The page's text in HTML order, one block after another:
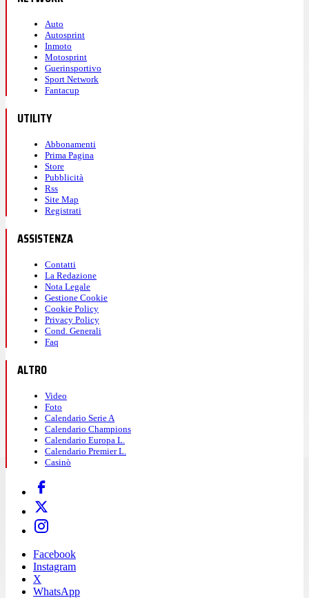
Auto
Autosprint
Inmoto
Motosprint
Guerinsportivo
Sport Network
Fantacup
UTILITY
Abbonamenti
Prima Pagina
Store
Pubblicità
Rss
Site Map
Registrati
ASSISTENZA
Contatti
La Redazione
Nota Legale
Gestione Cookie
Cookie Policy
Privacy Policy
Cond. Generali
Faq
ALTRO
Video
Foto
Calendario Serie A
Calendario Champions
Calendario Europa L.
Calendario Premier L.
Casinò
Facebook
Instagram
X
WhatsApp